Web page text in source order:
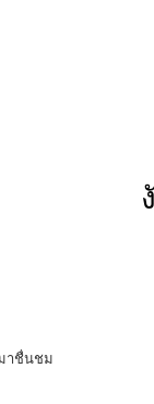
าชื่นชม